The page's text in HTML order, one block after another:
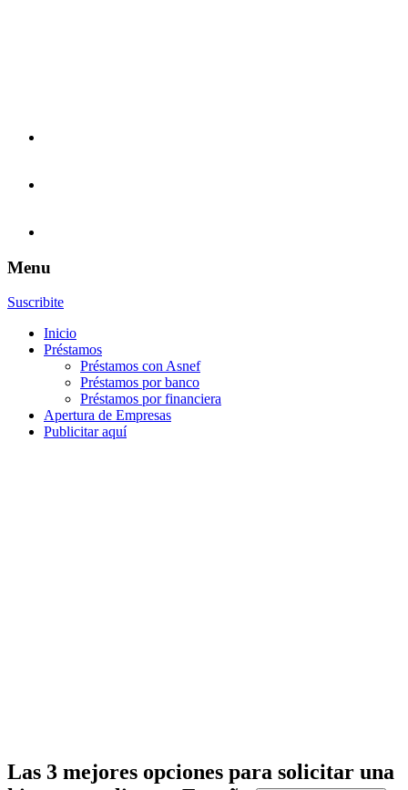
Menu
Suscribite
Inicio
Préstamos
Préstamos con Asnef
Préstamos por banco
Préstamos por financiera
Apertura de Empresas
Publicitar aquí
Las 3 mejores opciones para solicitar una